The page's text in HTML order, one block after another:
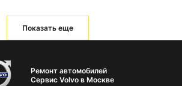
Показать еще
Ремонт автомобилей
Сервис Volvo в Москве